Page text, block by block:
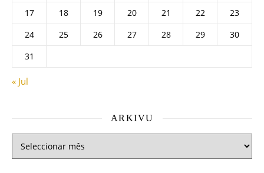
17
18 19 20 21 22
23
24
25 26 27 28 29
30
31
« Jul
ARKIVU